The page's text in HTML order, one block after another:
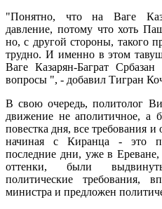
"Понятно, что на Ваге
давление, потому что хоть
но, с другой стороны, такого
трудно. И именно в этом
Ваге Казарян-Баграт
вопросы ", - добавил Тигран
В свою очередь, политолог
движение не аполитичное, а
повестка дня, все требования
начиная с Киранца - это
последние дни, уже в
оттенки, были
политические требования,
министра и предложен